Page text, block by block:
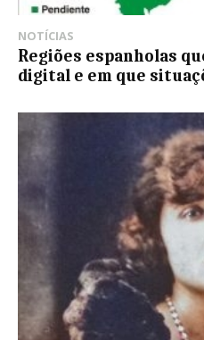
NOTÍCIAS
Regiões espanholas
digital e em que